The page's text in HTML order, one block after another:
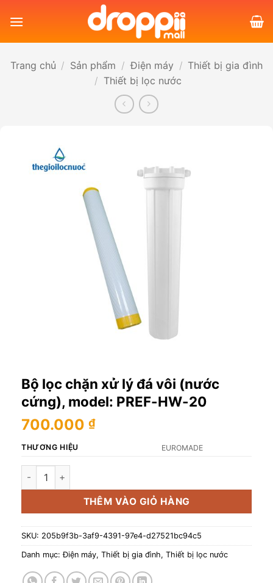
qua
Trang chủ / Sản phẩm / Điện máy / Thiết bị gia đình
/ Thiết bị lọc nước
Bộ lọc chặn xử lý đá vôi (nước
cứng), model: PREF-HW-20
700.000 ₫
THƯƠNG HIỆU EUROMADE
Bộ lọc chặn xử lý đá vôi (nước cứng), model: PREF-HW-20
THÊM VÀO GIỎ HÀNG
SKU: 205b9f3b-3af9-4391-97e4-d27521bc94c5
Danh mục:Điện máy, Thiết bị gia đình, Thiết bị lọc nước